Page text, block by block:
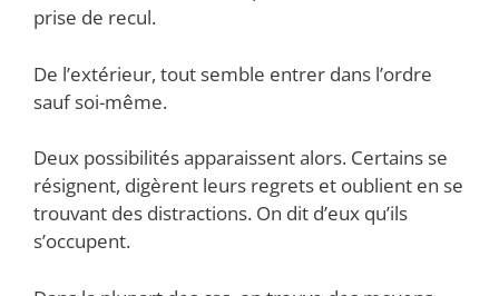
prise de recul.
De l’extérieur, tout semble entrer dans l’ordre
sauf soi-même.
Deux possibilités apparaissent alors. Certains se
résignent, digèrent leurs regrets et oublient en se
trouvant des distractions. On dit d’eux qu’ils
s’occupent.